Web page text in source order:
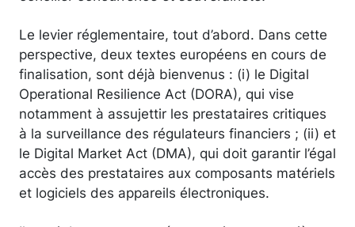
Le levier réglementaire, tout d’abord. Dans cette
perspective, deux textes européens en cours de
finalisation, sont déjà bienvenus : (i) le Digital
Operational Resilience Act (DORA), qui vise
notamment à assujettir les prestataires critiques
à la surveillance des régulateurs financiers ; (ii) et
le Digital Market Act (DMA), qui doit garantir l’égal
accès des prestataires aux composants matériels
et logiciels des appareils électroniques.